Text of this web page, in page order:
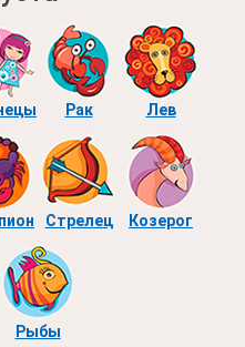
Рак Лев
Стрелец Козерог
Рыбы